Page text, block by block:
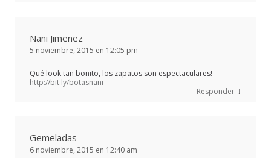
Nani Jimenez
5 noviembre, 2015 en 12:05 pm
Qué look tan bonito, los zapatos son espectaculares!
http://bit.ly/botasnani
Responder ↓
Gemeladas
6 noviembre, 2015 en 12:40 am